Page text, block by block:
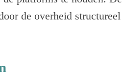
de overheid